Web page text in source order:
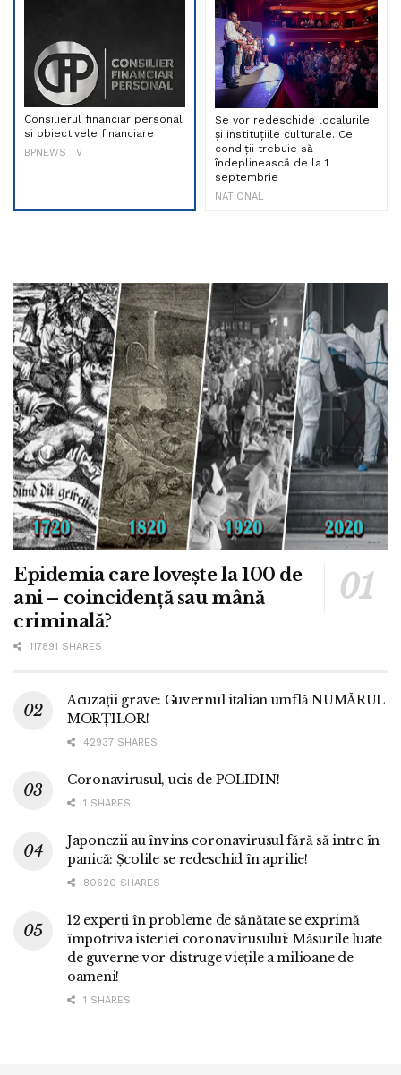
Consilierul financiar personal
si obiectivele financiare
BPNEWS TV
Se vor redeschide localurile
și instituțiile culturale. Ce
condiții trebuie să
îndeplinească de la 1
septembrie
NATIONAL
Epidemia care lovește la 100 de
ani – coincidență sau mână
criminală?
117891 SHARES
Acuzații grave: Guvernul italian umflă NUMĂRUL
MORȚILOR!
42937 SHARES
Coronavirusul, ucis de POLIDIN!
1 SHARES
Japonezii au învins coronavirusul fără să intre în
panică: Școlile se redeschid în aprilie!
80620 SHARES
12 experți în probleme de sănătate se exprimă
împotriva isteriei coronavirusului: Măsurile luate
de guverne vor distruge viețile a milioane de
oameni!
1 SHARES